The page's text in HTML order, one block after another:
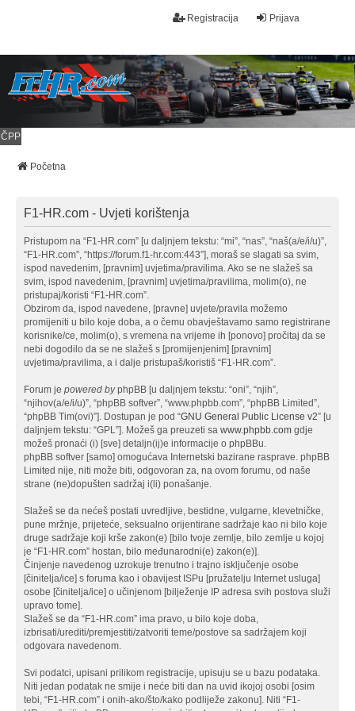
Prijava
Registracija
ČPP
Početna
F1-HR.com - Uvjeti korištenja
Pristupom na “F1-HR.com” [u daljnjem tekstu: “mi”, “nas”, “naš(a/e/i/u)”,
“F1-HR.com”, “https://forum.f1-hr.com:443”], moraš se slagati sa svim,
ispod navedenim, [pravnim] uvjetima/pravilima. Ako se ne slažeš sa
svim, ispod navedenim, [pravnim] uvjetima/pravilima, molim(o), ne
pristupaj/koristi “F1-HR.com”.
Obzirom da, ispod navedene, [pravne] uvjete/pravila možemo
promijeniti u bilo koje doba, a o čemu obavještavamo samo registrirane
korisnike/ce, molim(o), s vremena na vrijeme ih [ponovo] pročitaj da se
nebi dogodilo da se ne slažeš s [promijenjenim] [pravnim]
uvjetima/pravilima, a i dalje pristupaš/koristiš “F1-HR.com”.
Forum je powered byphpBB [u daljnjem tekstu: “oni”, “njih”,
“njihov(a/e/i/u)”, “phpBB softver”, “www.phpbb.com”, “phpBB Limited”,
“phpBB Tim(ovi)”]. Dostupan je pod “GNU General Public License v2” [u
daljnjem tekstu: “GPL”]. Možeš ga preuzeti sa www.phpbb.com gdje
možeš pronaći (i) [sve] detaljn(ij)e informacije o phpBBu.
phpBB softver [samo] omogućava Internetski bazirane rasprave. phpBB
Limited nije, niti može biti, odgovoran za, na ovom forumu, od naše
strane (ne)dopušten sadržaj i(li) ponašanje.
Slažeš se da nećeš postati uvredljive, bestidne, vulgarne, klevetničke,
pune mržnje, prijeteće, seksualno orijentirane sadržaje kao ni bilo koje
druge sadržaje koji krše zakon(e) [bilo tvoje zemlje, bilo zemlje u kojoj
je “F1-HR.com” hostan, bilo međunarodni(e) zakon(e)].
Činjenje navedenog uzrokuje trenutno i trajno isključenje osobe
[činitelja/ice] s foruma kao i obavijest ISPu [pružatelju Internet usluga]
osobe [činitelja/ice] o učinjenom [bilježenje IP adresa svih postova služi
upravo tome].
Slažeš se da “F1-HR.com” ima pravo, u bilo koje doba,
izbrisati/urediti/premjestiti/zatvoriti teme/postove sa sadržajem koji
odgovara navedenom.
Svi podatci, upisani prilikom registracije, upisuju se u bazu podataka.
Niti jedan podatak ne smije i neće biti dan na uvid ikojoj osobi [osim
tebi, “F1-HR.com” i onih-ako/što/kako podliježe zakonu]. Niti “F1-